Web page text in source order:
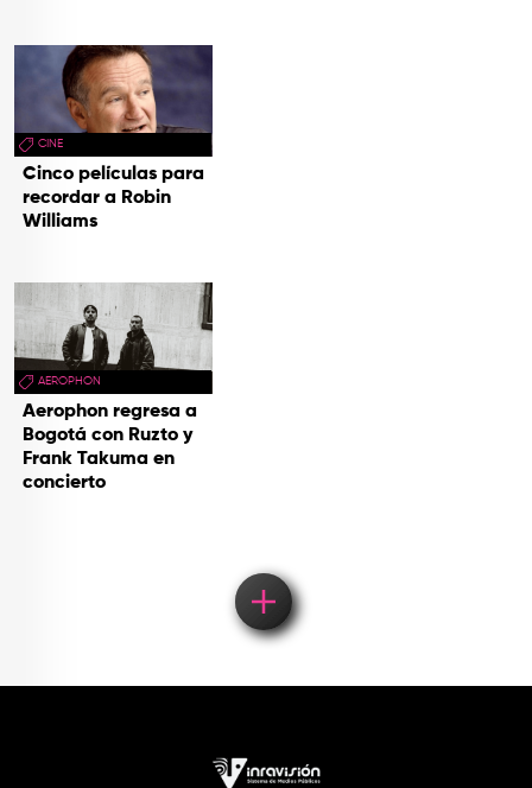
CINE
Cinco películas para
recordar a Robin
Williams
AEROPHON
Aerophon regresa a
Bogotá con Ruzto y
Frank Takuma en
concierto